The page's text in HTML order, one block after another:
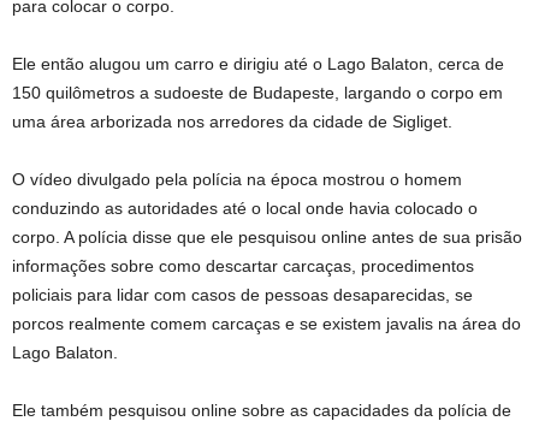
para colocar o corpo.
Ele então alugou um carro e dirigiu até o Lago Balaton, cerca de
150 quilômetros a sudoeste de Budapeste, largando o corpo em
uma área arborizada nos arredores da cidade de Sigliget.
O vídeo divulgado pela polícia na época mostrou o homem
conduzindo as autoridades até o local onde havia colocado o
corpo. A polícia disse que ele pesquisou online antes de sua prisão
informações sobre como descartar carcaças, procedimentos
policiais para lidar com casos de pessoas desaparecidas, se
porcos realmente comem carcaças e se existem javalis na área do
Lago Balaton.
Ele também pesquisou online sobre as capacidades da polícia de